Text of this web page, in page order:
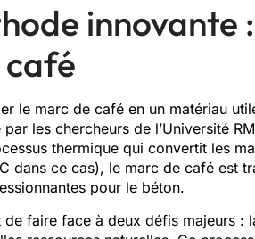
innovante
le marc de café en un matériau
par les chercheurs de l’Université
thermique qui convertit les
dans ce cas), le marc de café est
pour le béton.
faire face à deux défis majeurs :